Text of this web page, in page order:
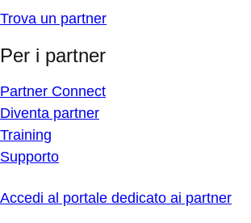
Trova un partner
Per i partner
Partner Connect
Diventa partner
Training
Supporto
Accedi al portale dedicato ai partner